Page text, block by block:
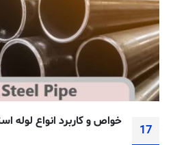
17
خواص و کاربرد انواع لوله